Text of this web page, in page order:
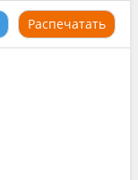
Распечатать